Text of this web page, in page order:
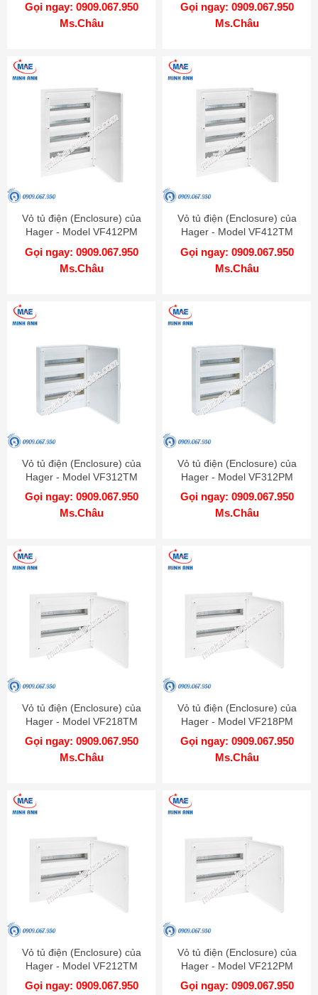
Gọi ngay: 0909.067.950
Ms.Châu
Gọi ngay: 0909.067.950
Ms.Châu
Vỏ tủ điện (Enclosure) của
Hager - Model VF412PM
Gọi ngay: 0909.067.950
Ms.Châu
Vỏ tủ điện (Enclosure) của
Hager - Model VF412TM
Gọi ngay: 0909.067.950
Ms.Châu
Vỏ tủ điện (Enclosure) của
Hager - Model VF312TM
Gọi ngay: 0909.067.950
Ms.Châu
Vỏ tủ điện (Enclosure) của
Hager - Model VF312PM
Gọi ngay: 0909.067.950
Ms.Châu
Vỏ tủ điện (Enclosure) của
Hager - Model VF218TM
Gọi ngay: 0909.067.950
Ms.Châu
Vỏ tủ điện (Enclosure) của
Hager - Model VF218PM
Gọi ngay: 0909.067.950
Ms.Châu
Vỏ tủ điện (Enclosure) của
Hager - Model VF212TM
Gọi ngay: 0909.067.950
Vỏ tủ điện (Enclosure) của
Hager - Model VF212PM
Gọi ngay: 0909.067.950